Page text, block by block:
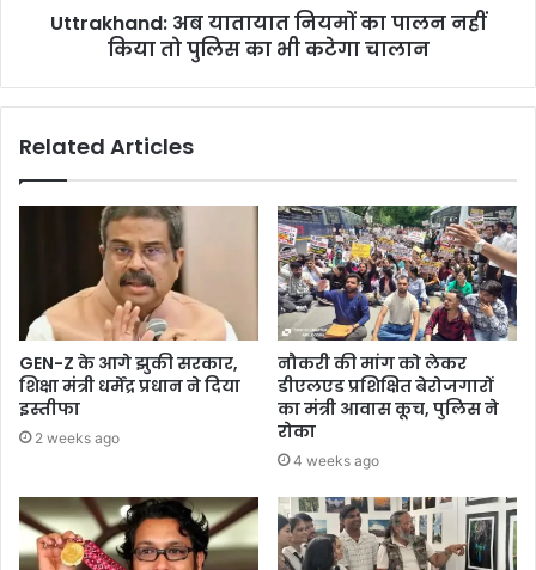
Uttrakhand: अब यातायात नियमों का पालन नहीं
किया तो पुलिस का भी कटेगा चालान
Related Articles
GEN-Z के आगे झुकी सरकार,
शिक्षा मंत्री धर्मेंद्र प्रधान ने दिया
इस्तीफा
2 weeks ago
नौकरी की मांग को लेकर
डीएलएड प्रशिक्षित बेरोजगारों
का मंत्री आवास कूच, पुलिस ने
रोका
4 weeks ago